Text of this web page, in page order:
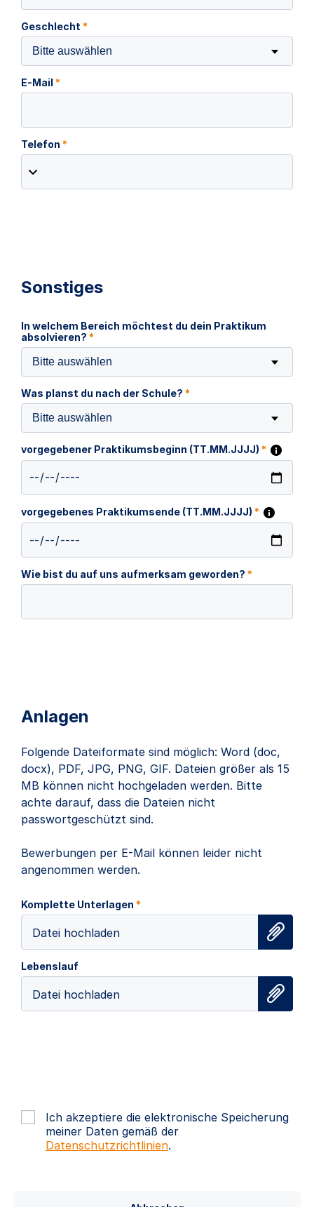
Geschlecht *
Bitte auswählen
E-Mail *
Telefon *
Sonstiges
In welchem Bereich möchtest du dein Praktikum
absolvieren? *
Bitte auswählen
Was planst du nach der Schule? *
Bitte auswählen
vorgegebener Praktikumsbeginn (TT.MM.JJJJ) *
vorgegebenes Praktikumsende (TT.MM.JJJJ) *
Wie bist du auf uns aufmerksam geworden? *
Anlagen
Folgende Dateiformate sind möglich: Word (doc,
docx), PDF, JPG, PNG, GIF. Dateien größer als 15
MB können nicht hochgeladen werden. Bitte
achte darauf, dass die Dateien nicht
passwortgeschützt sind.
Bewerbungen per E-Mail können leider nicht
angenommen werden.
Komplette Unterlagen *
Datei hochladen
Lebenslauf
Datei hochladen
Ich akzeptiere die elektronische Speicherung
meiner Daten gemäß der
Datenschutzrichtlinien.